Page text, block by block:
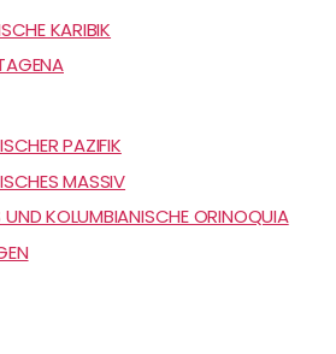
KARIBIK
PAZIFIK
MASSIV
KOLUMBIANISCHE ORINOQUIA